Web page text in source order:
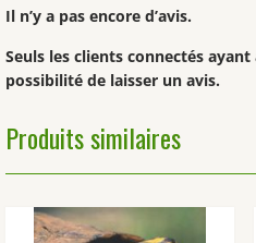
Il n’y a pas encore d’avis.
Seuls les clients connectés
possibilité de laisser un avis.
Produits similaires